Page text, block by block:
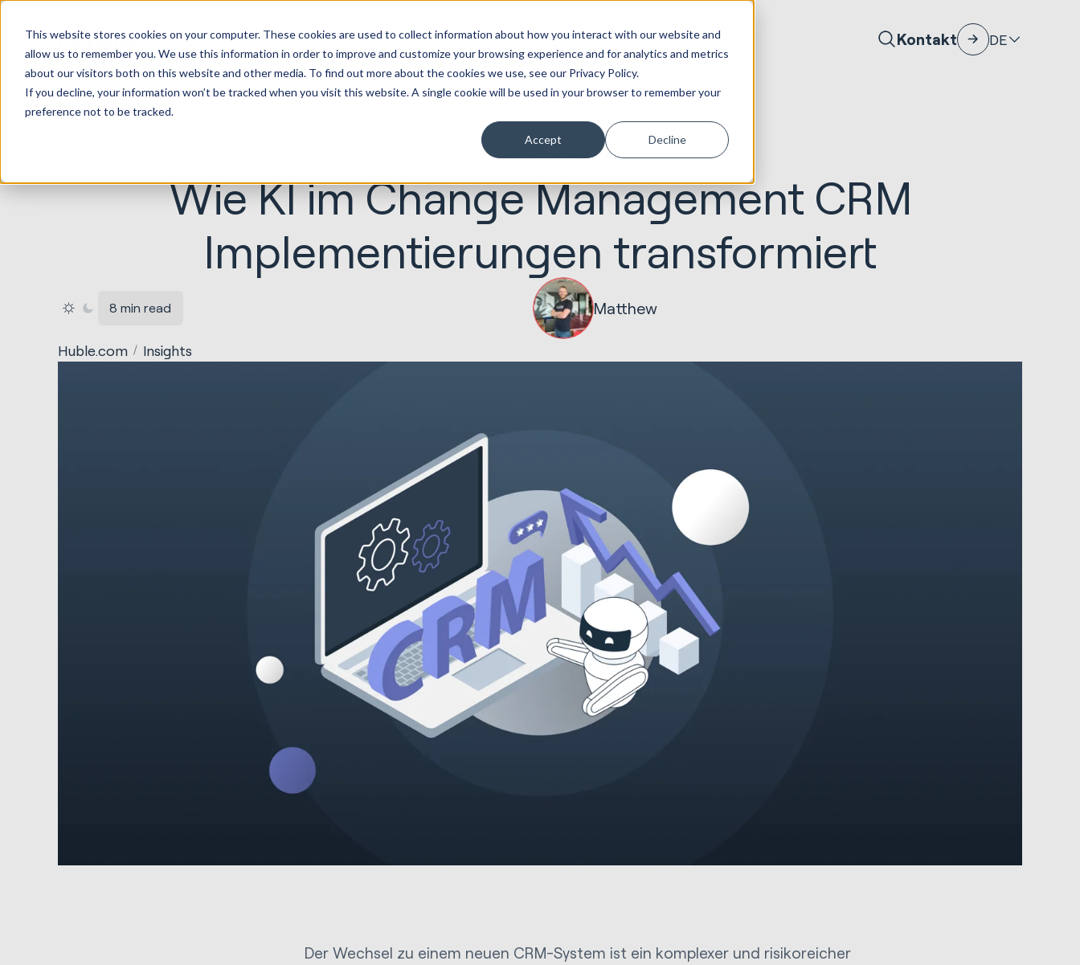
This website stores cookies on your computer. These cookies are used to collect information about how you interact with our website and
allow us to remember you. We use this information in order to improve and customize your browsing experience and for analytics and metrics
about our visitors both on this website and other media. To find out more about the cookies we use, see our Privacy Policy.
If you decline, your information won’t be tracked when you visit this website. A single cookie will be used in your browser to remember your
preference not to be tracked.
Accept Decline
HubSpot
Implementierung
Marketing &
Creative
Website &
Portale
Sales &
Revenue
Service
Operation
Seek
Evolution
Kontakt DE
17.03.2025 HubSpot Implementations
Wie KI im Change Management CRM
Implementierungen transformiert
8 min read Matthew
Huble.com Insights
Der Wechsel zu einem neuen CRM-System ist ein komplexer und risikoreicher